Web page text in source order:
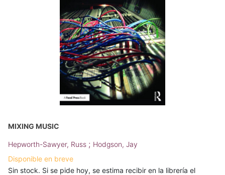
MIXING MUSIC
Hepworth-Sawyer, Russ ; Hodgson, Jay
Disponible en breve
Sin stock. Si se pide hoy, se estima recibir en la librería el